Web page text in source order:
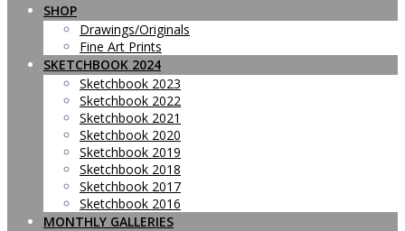
SHOP
Drawings/Originals
Fine Art Prints
SKETCHBOOK 2024
Sketchbook 2023
Sketchbook 2022
Sketchbook 2021
Sketchbook 2020
Sketchbook 2019
Sketchbook 2018
Sketchbook 2017
Sketchbook 2016
MONTHLY GALLERIES